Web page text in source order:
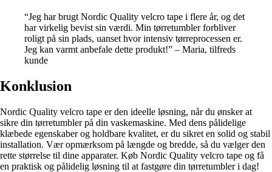
“Jeg har brugt Nordic Quality velcro tape i flere år, og det
har virkelig bevist sin værdi. Min tørretumbler forbliver
roligt på sin plads, uanset hvor intensiv tørreprocessen er.
Jeg kan varmt anbefale dette produkt!” – Maria, tilfreds
kunde
Konklusion
Nordic Quality velcro tape er den ideelle løsning, når du ønsker at
sikre din tørretumbler på din vaskemaskine. Med dens pålidelige
klæbede egenskaber og holdbare kvalitet, er du sikret en solid og stabil
installation. Vær opmærksom på længde og bredde, så du vælger den
rette størrelse til dine apparater. Køb Nordic Quality velcro tape og få
en praktisk og pålidelig løsning til at fastgøre din tørretumbler i dag!